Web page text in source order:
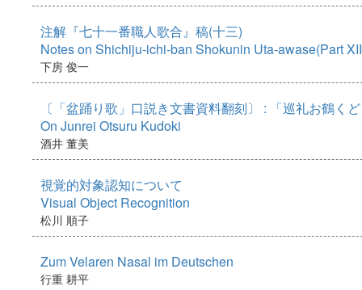
注解『七十一番職人歌合』稿(十三)
Notes on Shichiju-ichi-ban Shokunin Uta-awase(Part
下房 俊一
〔「盆踊り歌」口説き文書資料翻刻〕 : 「巡礼お鶴く
On Junrei Otsuru Kudoki
酒井 董美
視覚的対象認知について
Visual Object Recognition
松川 順子
Zum Velaren Nasal im Deutschen
行重 耕平